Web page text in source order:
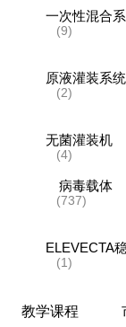
一次性混合
(9)
原液灌装系
(2)
无菌灌装机
(4)
病毒载体
(737)
ELEVECTA
(1)
一次性贴壁式
教学课程